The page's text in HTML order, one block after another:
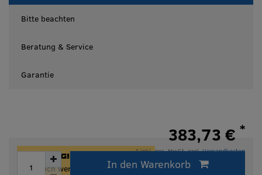
Bitte beachten
Beratung & Service
Garantie
ACHTUNG!
Nur noch wenige Artikel auf Lager!
383,73 € *
* inkl. ges. MwSt. zzgl.Versandkosten
Innerhalb von 24h versandfertig.
In den Warenkorb